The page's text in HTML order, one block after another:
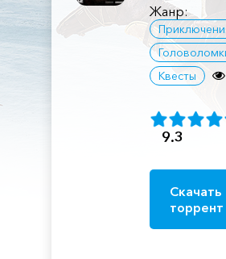
Жанр:
Квесты
9.3
Скачать
торрент